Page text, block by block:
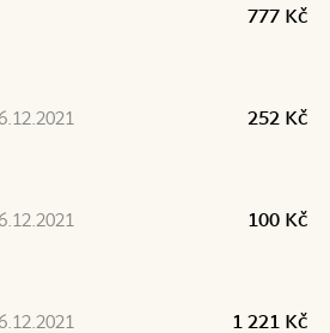
777 Kč
252 Kč
100 Kč
1 221 Kč